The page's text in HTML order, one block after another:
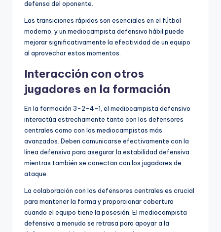
defensa del oponente.
Las transiciones rápidas son esenciales en el fútbol
moderno, y un mediocampista defensivo hábil puede
mejorar significativamente la efectividad de un equipo
al aprovechar estos momentos.
Interacción con otros
jugadores en la formación
En la formación 3-2-4-1, el mediocampista defensivo
interactúa estrechamente tanto con los defensores
centrales como con los mediocampistas más
avanzados. Deben comunicarse efectivamente con la
línea defensiva para asegurar la estabilidad defensiva
mientras también se conectan con los jugadores de
ataque.
La colaboración con los defensores centrales es crucial
para mantener la forma y proporcionar cobertura
cuando el equipo tiene la posesión. El mediocampista
defensivo a menudo se retrasa para apoyar a la